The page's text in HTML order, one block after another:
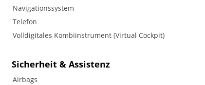
Navigationssystem
Telefon
Volldigitales Kombiinstrument (Virtual Cockpit)
Sicherheit & Assistenz
Airbags